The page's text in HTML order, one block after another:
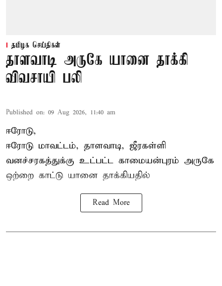
தமிழக செய்திகள்
தாளவாடி அருகே யானை தாக்கி
விவசாயி பலி
Published on: 09 Aug 2026, 11:40 am
ஈரோடு,
ஈரோடு மாவட்டம், தாளவாடி, ஜீரகள்ளி
வனச்சரகத்துக்கு உட்பட்ட காமையன்புரம் அருகே
ஒற்றை காட்டு யானை தாக்கியதில்
Read More